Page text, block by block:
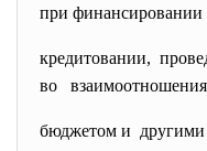
при
кредитовании,
во
бюджетом и другими